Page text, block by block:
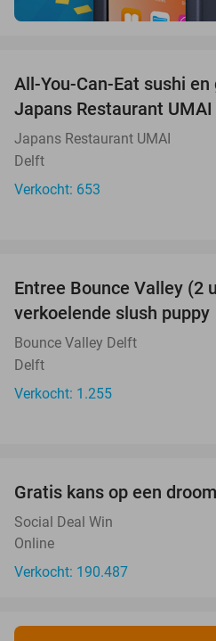
All-You-Can-Eat sushi
Japans Restaurant
Japans Restaurant UMAI
Delft
Verkocht: 653
Entree Bounce Valley (2
verkoelende slush puppy
Bounce Valley Delft
Delft
Verkocht: 1.255
Gratis kans op een
Social Deal Win
Online
Verkocht: 190.487